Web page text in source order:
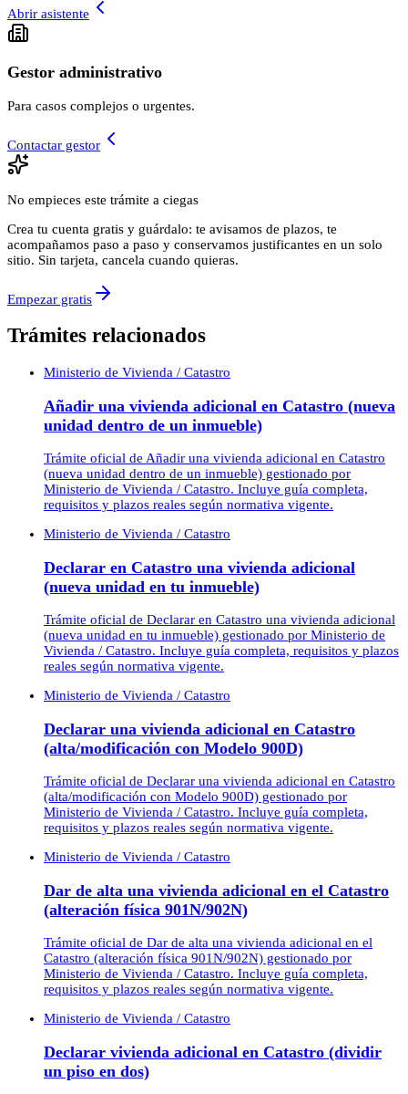
Abrir asistente
Gestor administrativo
Para casos complejos o urgentes.
Contactar gestor
No empieces este trámite a ciegas
Crea tu cuenta gratis y guárdalo: te avisamos de plazos, te
acompañamos paso a paso y conservamos justificantes en un solo
sitio. Sin tarjeta, cancela cuando quieras.
Empezar gratis
Trámites relacionados
Ministerio de Vivienda / Catastro
Añadir una vivienda adicional en Catastro (nueva
unidad dentro de un inmueble)
Trámite oficial de Añadir una vivienda adicional en Catastro
(nueva unidad dentro de un inmueble) gestionado por
Ministerio de Vivienda / Catastro. Incluye guía completa,
requisitos y plazos reales según normativa vigente.
Ministerio de Vivienda / Catastro
Declarar en Catastro una vivienda adicional
(nueva unidad en tu inmueble)
Trámite oficial de Declarar en Catastro una vivienda adicional
(nueva unidad en tu inmueble) gestionado por Ministerio de
Vivienda / Catastro. Incluye guía completa, requisitos y plazos
reales según normativa vigente.
Ministerio de Vivienda / Catastro
Declarar una vivienda adicional en Catastro
(alta/modificación con Modelo 900D)
Trámite oficial de Declarar una vivienda adicional en Catastro
(alta/modificación con Modelo 900D) gestionado por
Ministerio de Vivienda / Catastro. Incluye guía completa,
requisitos y plazos reales según normativa vigente.
Ministerio de Vivienda / Catastro
Dar de alta una vivienda adicional en el Catastro
(alteración física 901N/902N)
Trámite oficial de Dar de alta una vivienda adicional en el
Catastro (alteración física 901N/902N) gestionado por
Ministerio de Vivienda / Catastro. Incluye guía completa,
requisitos y plazos reales según normativa vigente.
Ministerio de Vivienda / Catastro
Declarar vivienda adicional en Catastro (dividir
un piso en dos)